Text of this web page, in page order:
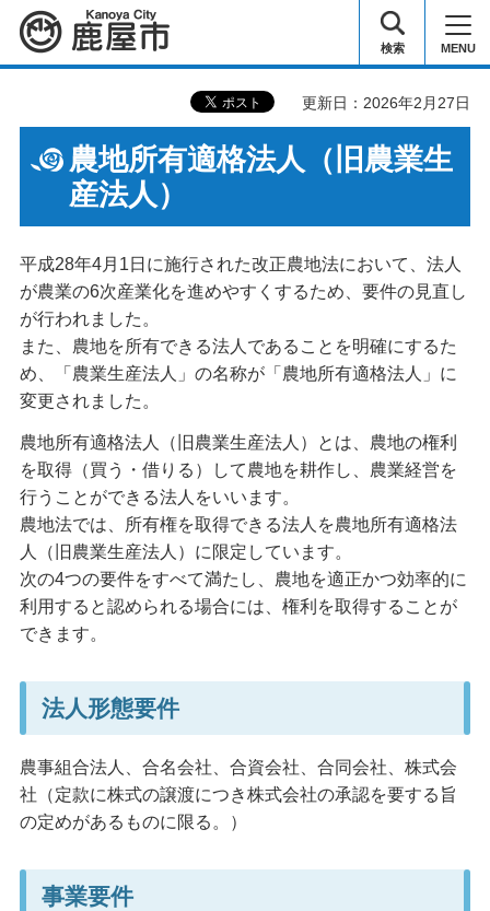
鹿屋市 検索 MENU
更新日：2026年2月27日
農地所有適格法人（旧農業生
産法人）
平成28年4月1日に施行された改正農地法において、法人
が農業の6次産業化を進めやすくするため、要件の見直し
が行われました。
また、農地を所有できる法人であることを明確にするた
め、「農業生産法人」の名称が「農地所有適格法人」に
変更されました。
農地所有適格法人（旧農業生産法人）とは、農地の権利
を取得（買う・借りる）して農地を耕作し、農業経営を
行うことができる法人をいいます。
農地法では、所有権を取得できる法人を農地所有適格法
人（旧農業生産法人）に限定しています。
次の4つの要件をすべて満たし、農地を適正かつ効率的に
利用すると認められる場合には、権利を取得することが
できます。
法人形態要件
農事組合法人、合名会社、合資会社、合同会社、株式会
社（定款に株式の譲渡につき株式会社の承認を要する旨
の定めがあるものに限る。）
事業要件